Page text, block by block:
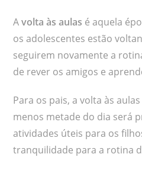
Avolta às aulas é aquela
os adolescentes estão
seguirem novamente a
de rever os amigos e
Para os pais, a volta às
menos metade do dia será
atividades úteis para os
tranquilidade para a rotina